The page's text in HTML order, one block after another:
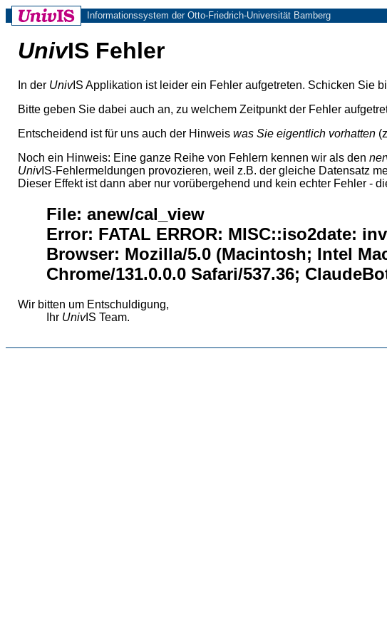
Informationssystem der Otto-Friedrich-Universität Bamberg
UnivIS Fehler
In der UnivIS Applikation ist leider ein Fehler aufgetreten. Schicken Sie
Bitte geben Sie dabei auch an, zu welchem Zeitpunkt der Fehler
Entscheidend ist für uns auch der Hinweis was Sie eigentlich vorhatten
Noch ein Hinweis: Eine ganze Reihe von Fehlern kennen wir als den
UnivIS-Fehlermeldungen provozieren, weil z.B. der gleiche Datensatz
Dieser Effekt ist dann aber nur vorübergehend und kein echter Fehler -
File: anew/cal_view
Error: FATAL ERROR: MISC::iso2date:
Browser: Mozilla/5.0 (Macintosh; Intel
Chrome/131.0.0.0 Safari/537.36;
Wir bitten um Entschuldigung,
Ihr UnivIS Team.